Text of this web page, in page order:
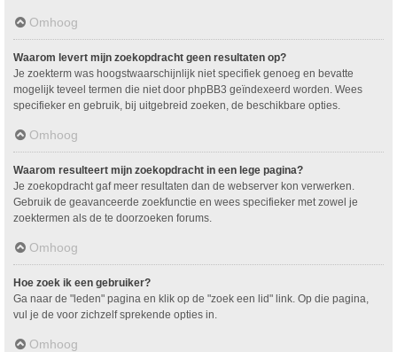
Omhoog
Waarom levert mijn zoekopdracht geen resultaten op?
Je zoekterm was hoogstwaarschijnlijk niet specifiek genoeg en bevatte
mogelijk teveel termen die niet door phpBB3 geïndexeerd worden. Wees
specifieker en gebruik, bij uitgebreid zoeken, de beschikbare opties.
Omhoog
Waarom resulteert mijn zoekopdracht in een lege pagina?
Je zoekopdracht gaf meer resultaten dan de webserver kon verwerken.
Gebruik de geavanceerde zoekfunctie en wees specifieker met zowel je
zoektermen als de te doorzoeken forums.
Omhoog
Hoe zoek ik een gebruiker?
Ga naar de "leden" pagina en klik op de "zoek een lid" link. Op die pagina,
vul je de voor zichzelf sprekende opties in.
Omhoog